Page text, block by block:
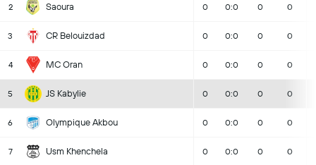
2 Saoura 0 0:0 0 0
3 CR Belouizdad 0 0:0 0 0
4 MC Oran 0 0:0 0 0
5 JS Kabylie 0 0:0 0 0
6 Olympique Akbou 0 0:0 0 0
7 Usm Khenchela 0 0:0 0 0